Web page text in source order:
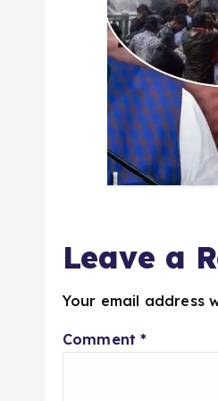
Leave a
Your email address
Comment*